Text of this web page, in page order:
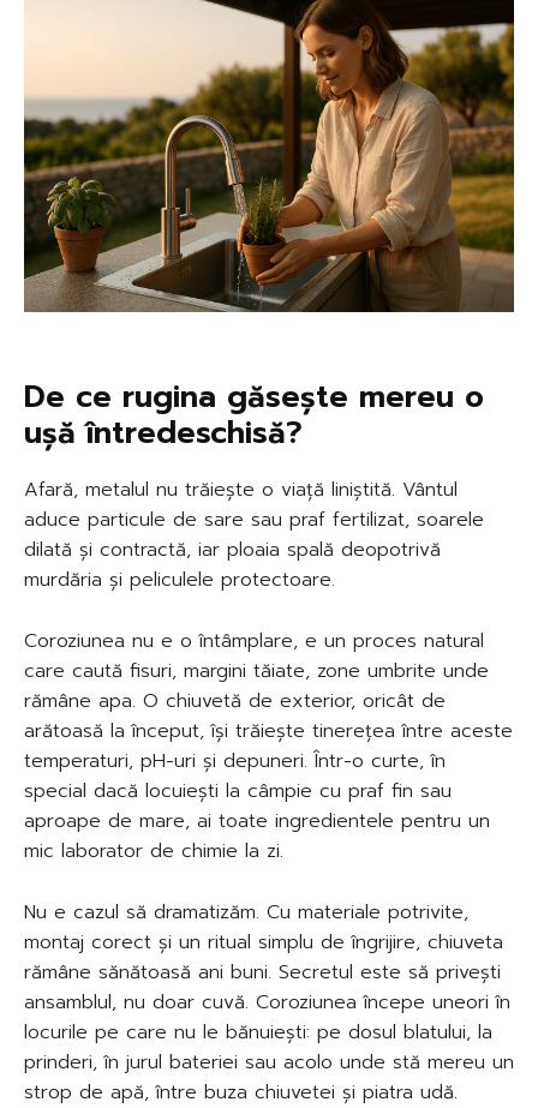
De ce rugina găsește mereu o
ușă întredeschisă?
Afară, metalul nu trăiește o viață liniștită. Vântul
aduce particule de sare sau praf fertilizat, soarele
dilată și contractă, iar ploaia spală deopotrivă
murdăria și peliculele protectoare.
Coroziunea nu e o întâmplare, e un proces natural
care caută fisuri, margini tăiate, zone umbrite unde
rămâne apa. O chiuvetă de exterior, oricât de
arătoasă la început, își trăiește tinerețea între aceste
temperaturi, pH-uri și depuneri. Într-o curte, în
special dacă locuiești la câmpie cu praf fin sau
aproape de mare, ai toate ingredientele pentru un
mic laborator de chimie la zi.
Nu e cazul să dramatizăm. Cu materiale potrivite,
montaj corect și un ritual simplu de îngrijire, chiuveta
rămâne sănătoasă ani buni. Secretul este să privești
ansamblul, nu doar cuvă. Coroziunea începe uneori în
locurile pe care nu le bănuiești: pe dosul blatului, la
prinderi, în jurul bateriei sau acolo unde stă mereu un
strop de apă, între buza chiuvetei și piatra udă.